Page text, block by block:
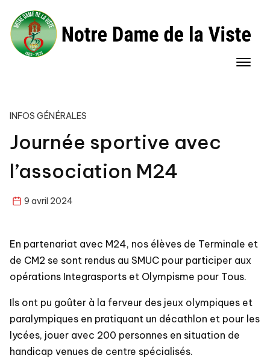
content
INFOS GÉNÉRALES
Journée sportive avec
l’association M24
9 avril 2024
En partenariat avec M24, nos élèves de Terminale et
de CM2 se sont rendus au SMUC pour participer aux
opérations Integrasports et Olympisme pour Tous.
Ils ont pu goûter à la ferveur des jeux olympiques et
paralympiques en pratiquant un décathlon et pour les
lycées, jouer avec 200 personnes en situation de
handicap venues de centre spécialisés.